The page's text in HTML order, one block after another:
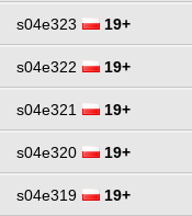
s04e323 19+
s04e322 19+
s04e321 19+
s04e320 19+
s04e319 19+